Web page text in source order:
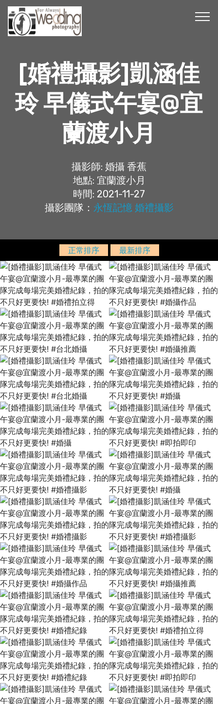
[婚禮攝影]凱涵佳
玲 早儀式午宴@宜
蘭渡小月
攝影師: 婚攝 香蕉
地點: 宜蘭渡小月
時間: 2021-11-27
攝影團隊： 永恆記憶 婚禮攝影
正常排序 最新排序